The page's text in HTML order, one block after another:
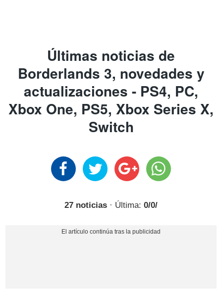
Últimas noticias de
Borderlands 3, novedades y
actualizaciones - PS4, PC,
Xbox One, PS5, Xbox Series X,
Switch
27 noticias · Última: 0/0/